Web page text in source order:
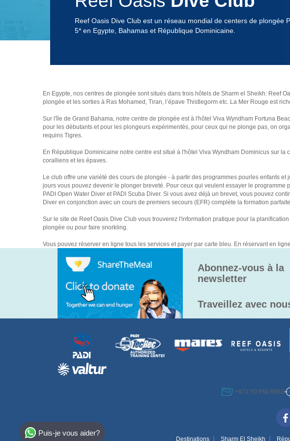
Reef Oasis Dive Club est un réseau mondial de centers de plongée
5* en Egypte, Bahamas et République Dominicaine.
En Egypte, nos centres de plongée sont situés dans trois hôtels de Sharm el Sheikh: Reef
plongée et les sorties à Ras Mohamed, Tiran, l’épave Thistlegorm etc. La Mer Rouge est
Sur l'île de Grand Bahama, notre centre de plongée est à l'hôtel Viva Wyndham Fortuna
pour les débutants et pour les plongeurs expérimentés, pour ceux qui ne plonge pas, on
requins Tigres.
En République Dominicaine notre centre est situé à l'hôtel Viva Wyndham Dominicus sur
coralliens et les épaves.
Le club offre une variété des cours de plongée - à partir des programmes pourles enfants
jours vous pouvez devenir le plonger breveté. Pour ceux qui veulent essayer le
PADI Open Water Diver et PADI Scuba Diver. Si vous avez déjà un brevet, vous pouvez
Diver en conjonction avec un cours de premiers secours (EFR) complète la formation
Sur le site de Reef Oasis Dive Club vous trouverez l'information pratique pour la
plongée ou pour faire snorkling.
Vous pouvez réserver en ligne tous les services et payer par carte bleu. En réservant en
Abonnez-vous à la
newsletter
Traveillez avec
+971 50 950 6952
Destinations Sharm El Sheikh
Puis-je vous aider?
Select Destination
Egypt